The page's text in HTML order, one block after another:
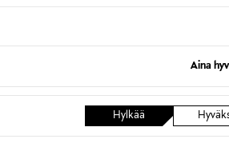
Aina
Hylkää
0,00 € – 4,90 €
tilaamasi tuotteen 30 vuorokauden
alkuperäispakkauksissaan ja